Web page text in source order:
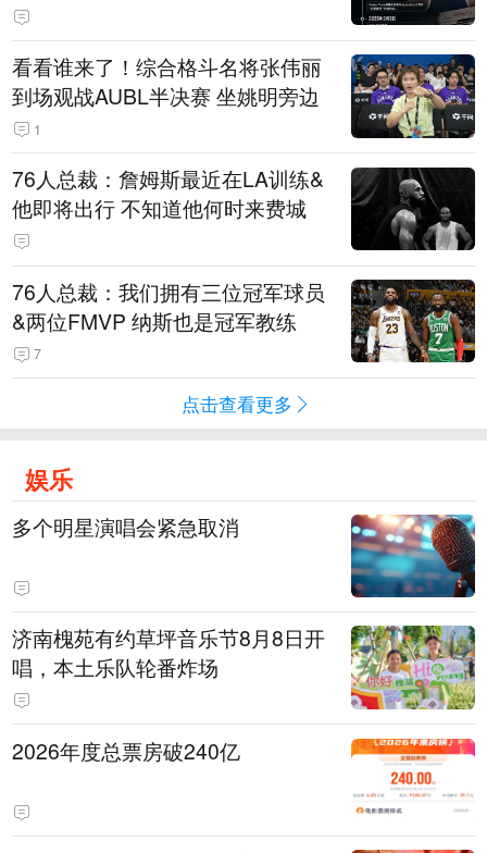
看看谁来了！综合格斗名将张伟丽
到场观战AUBL半决赛 坐姚明旁边
1
76人总裁：詹姆斯最近在LA训练&
他即将出行 不知道他何时来费城
76人总裁：我们拥有三位冠军球员
&两位FMVP 纳斯也是冠军教练
7
点击查看更多
娱乐
多个明星演唱会紧急取消
济南槐苑有约草坪音乐节8月8日开
唱，本土乐队轮番炸场
2026年度总票房破240亿